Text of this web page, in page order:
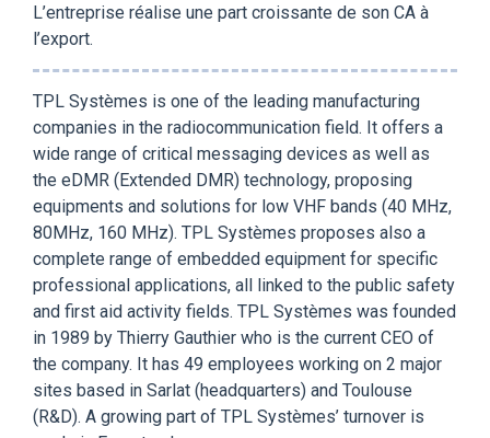
L’entreprise réalise une part croissante de son CA à
l’export.
TPL Systèmes is one of the leading manufacturing
companies in the radiocommunication field. It offers a
wide range of critical messaging devices as well as
the eDMR (Extended DMR) technology, proposing
equipments and solutions for low VHF bands (40 MHz,
80MHz, 160 MHz). TPL Systèmes proposes also a
complete range of embedded equipment for specific
professional applications, all linked to the public safety
and first aid activity fields. TPL Systèmes was founded
in 1989 by Thierry Gauthier who is the current CEO of
the company. It has 49 employees working on 2 major
sites based in Sarlat (headquarters) and Toulouse
(R&D). A growing part of TPL Systèmes’ turnover is